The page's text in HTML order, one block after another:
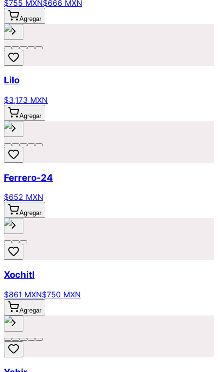
$755 MXN$666 MXN
Agregar
Lilo
$3,173 MXN
Agregar
Ferrero-24
$652 MXN
Agregar
Xochitl
$861 MXN$750 MXN
Agregar